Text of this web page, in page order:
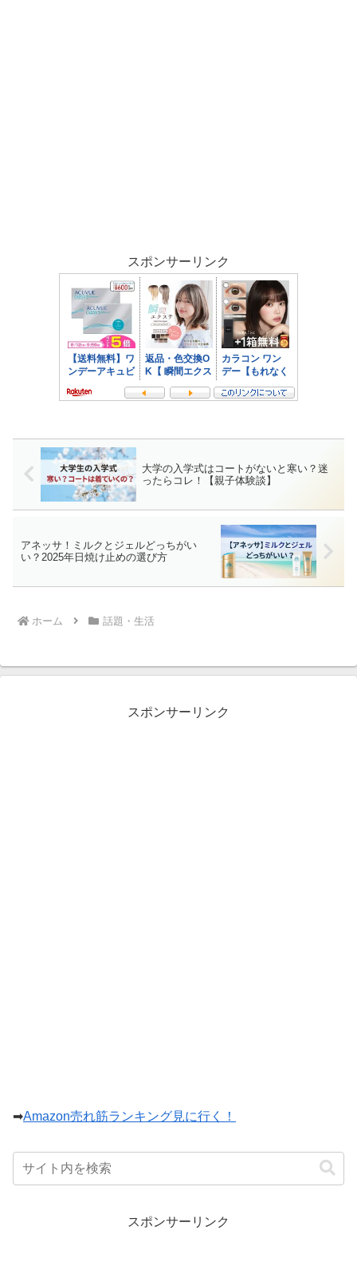
スポンサーリンク
大学の入学式はコートがないと寒い？迷
ったらコレ！【親子体験談】
アネッサ！ミルクとジェルどっちがい
い？2025年日焼け止めの選び方
ホーム 話題・生活
スポンサーリンク
➡Amazon売れ筋ランキング見に行く！
スポンサーリンク